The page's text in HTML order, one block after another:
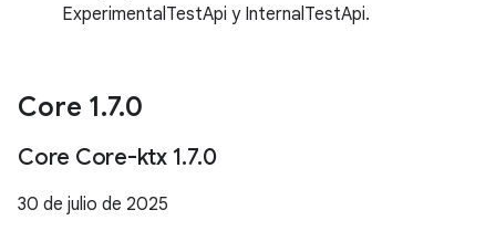
ExperimentalTestApi y InternalTestApi.
Core 1.7.0
Core Core-ktx 1.7.0
30 de julio de 2025